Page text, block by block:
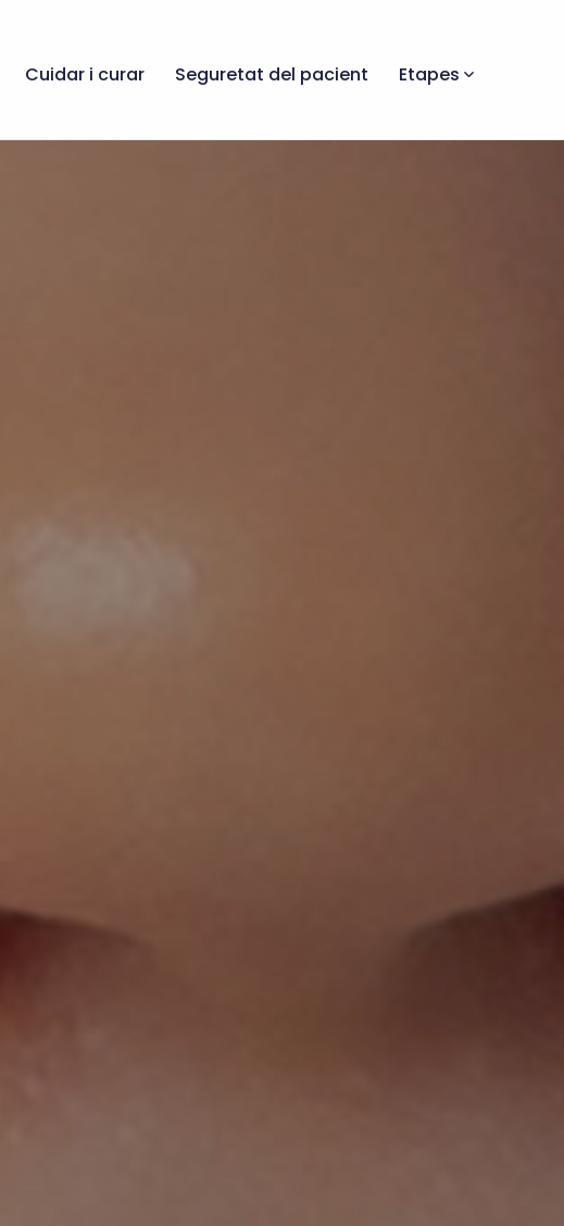
Cuidar i curar Seguretat del pacient Etapes